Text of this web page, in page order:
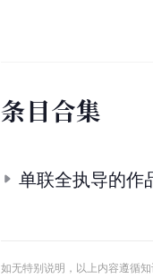
条目合集
单联全执导的作
如无特别说明，以上内容遵循